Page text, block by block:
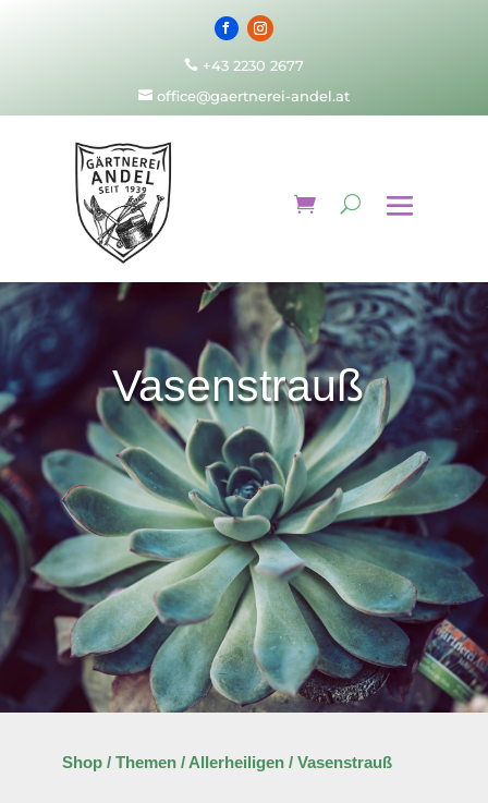
 +43 2230 2677
office@gaertnerei-andel.at
Vasenstrauß
Shop/ Themen/ Allerheiligen/ Vasenstrauß